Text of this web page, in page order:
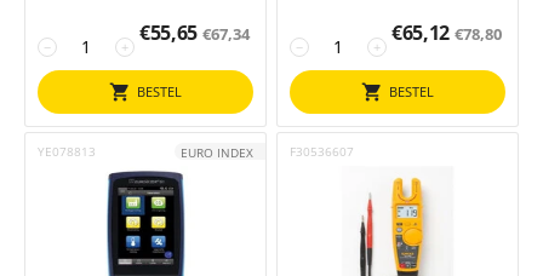
+
−
€55,65 €67,34
BESTEL
+
−
€65,12 €78,80
BESTEL
YE078813 EURO INDEX F30536607